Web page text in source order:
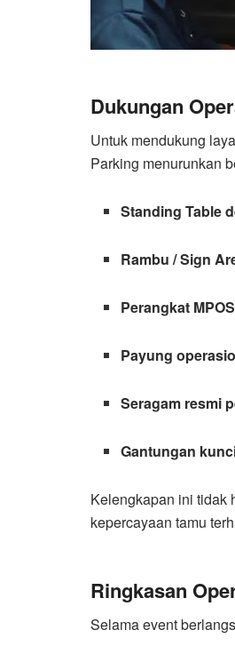
Dukungan
Untuk mendukung
Parking menurunkan
Standing Table
Rambu / Sign
Perangkat MPOS
Payung
Seragam resmi
Gantungan
Kelengkapan ini tidak
kepercayaan tamu
Ringkasan
Selama event